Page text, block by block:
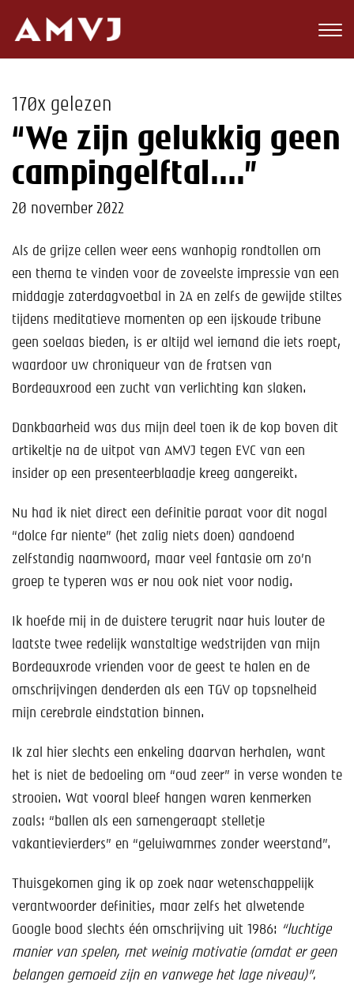
Wedstrijden
Teams
Toekomst
Kalender
Help mee!
Lid worden
Contact
170x gelezen
“We zijn gelukkig geen
campingelftal….”
20 november 2022
Als de grijze cellen weer eens wanhopig rondtollen om
een thema te vinden voor de zoveelste impressie van een
middagje zaterdagvoetbal in 2A en zelfs de gewijde stiltes
tijdens meditatieve momenten op een ijskoude tribune
geen soelaas bieden, is er altijd wel iemand die iets roept,
waardoor uw chroniqueur van de fratsen van
Bordeauxrood een zucht van verlichting kan slaken.
Dankbaarheid was dus mijn deel toen ik de kop boven dit
artikeltje na de uitpot van AMVJ tegen EVC van een
insider op een presenteerblaadje kreeg aangereikt.
Nu had ik niet direct een definitie paraat voor dit nogal
“dolce far niente” (het zalig niets doen) aandoend
zelfstandig naamwoord, maar veel fantasie om zo’n
groep te typeren was er nou ook niet voor nodig.
Ik hoefde mij in de duistere terugrit naar huis louter de
laatste twee redelijk wanstaltige wedstrijden van mijn
Bordeauxrode vrienden voor de geest te halen en de
omschrijvingen denderden als een TGV op topsnelheid
mijn cerebrale eindstation binnen.
Ik zal hier slechts een enkeling daarvan herhalen, want
het is niet de bedoeling om “oud zeer” in verse wonden te
strooien. Wat vooral bleef hangen waren kenmerken
zoals: “ballen als een samengeraapt stelletje
vakantievierders” en “geluiwammes zonder weerstand”.
Thuisgekomen ging ik op zoek naar wetenschappelijk
verantwoorder definities, maar zelfs het alwetende
Google bood slechts één omschrijving uit 1986: “luchtige
manier van spelen, met weinig motivatie (omdat er geen
belangen gemoeid zijn en vanwege het lage niveau)”.